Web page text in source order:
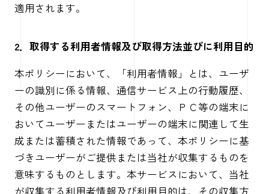
適用されます。
2．取得する利用者情報及び取得方法並びに利用目的
本ポリシーにおいて、「利用者情報」とは、ユーザ
ーの識別に係る情報、通信サービス上の行動履歴、
その他ユーザーのスマートフォン、ＰＣ等の端末に
おいてユーザーまたはユーザーの端末に関連して生
成または蓄積された情報であって、本ポリシーに基
づきユーザーがご提供または当社が収集するものを
意味するものとします。本サービスにおいて、当社
が収集する利用者情報及び利用目的は、その収集方